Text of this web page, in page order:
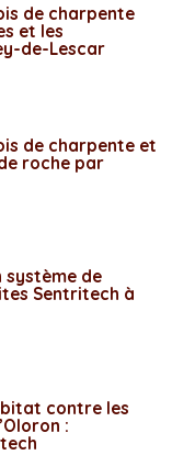
de charpente
et les
de-Lescar
de charpente et
roche par
système de
Sentritech à
contre les
: